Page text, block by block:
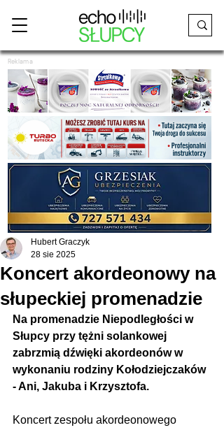
Reklama
Koncert akordeonowy na
słupeckiej promenadzie
Hubert Graczyk
28 sie 2025
Na promenadzie Niepodległości w
Słupcy przy tężni solankowej
zabrzmią dźwięki akordeonów w
wykonaniu rodziny Kołodziejczaków
- Ani, Jakuba i Krzysztofa.
Koncert zespołu akordeonowego